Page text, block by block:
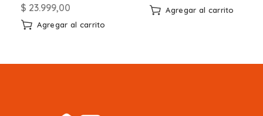
$ 23.999,00
Agregar al carrito
Agregar al carrito